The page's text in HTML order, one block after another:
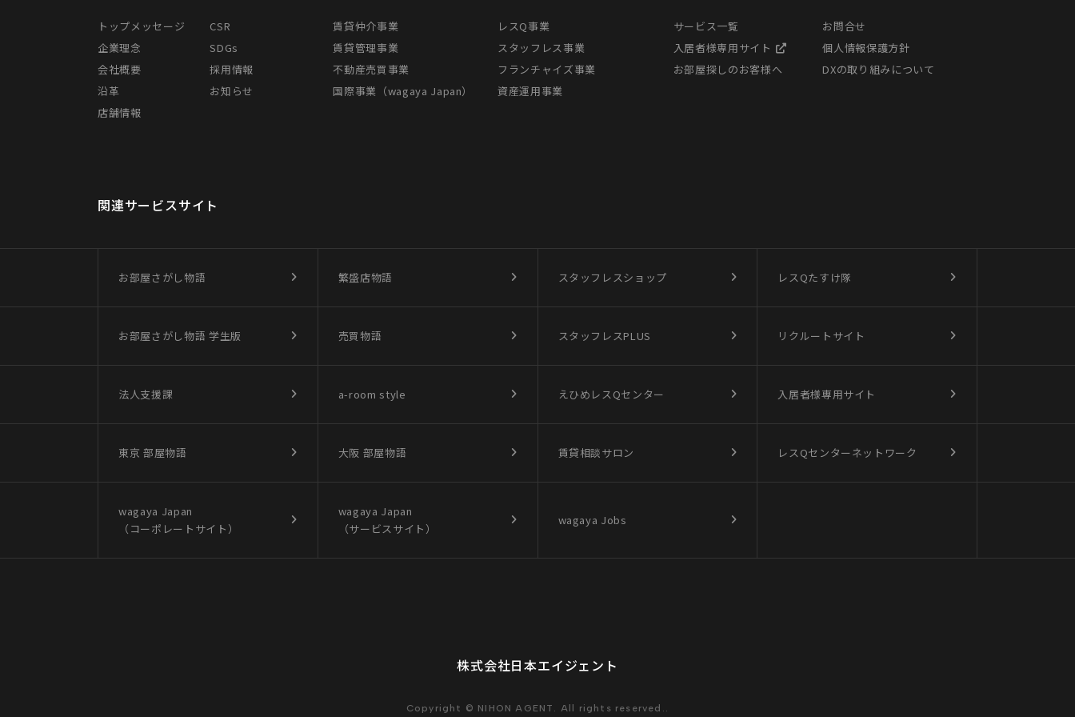
トップメッセージ
企業理念
会社概要
沿革
店舗情報
CSR
SDGs
採用情報
お知らせ
賃貸仲介事業
賃貸管理事業
不動産売買事業
国際事業（wagaya Japan）
レスQ事業
スタッフレス事業
フランチャイズ事業
資産運用事業
サービス一覧
入居者様専用サイト
お部屋探しのお客様へ
お問合せ
個人情報保護方針
DXの取り組みについて
関連サービスサイト
お部屋さがし物語 繁盛店物語 スタッフレスショップ レスQたすけ隊
お部屋さがし物語 学生版 売買物語 スタッフレスPLUS リクルートサイト
法人支援課 a-room style えひめレスQセンター 入居者様専用サイト
東京 部屋物語 大阪 部屋物語 賃貸相談サロン レスQセンターネットワーク
wagaya Japan
（コーポレートサイト）
wagaya Japan
（サービスサイト）
wagaya Jobs
株式会社日本エイジェント
Copyright © NIHON AGENT. All rights reserved..